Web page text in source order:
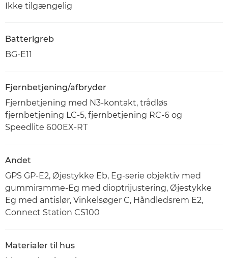
Ikke tilgængelig
Batterigreb
BG-E11
Fjernbetjening/afbryder
Fjernbetjening med N3-kontakt, trådløs
fjernbetjening LC-5, fjernbetjening RC-6 og
Speedlite 600EX-RT
Andet
GPS GP-E2, Øjestykke Eb, Eg-serie objektiv med
gummiramme-Eg med dioptrijustering, Øjestykke
Eg med antislør, Vinkelsøger C, Håndledsrem E2,
Connect Station CS100
Materialer til hus